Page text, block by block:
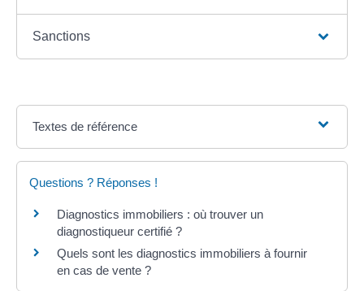
Sanctions
Textes de référence
Questions ? Réponses !
Diagnostics immobiliers : où trouver un
diagnostiqueur certifié ?
Quels sont les diagnostics immobiliers à fournir
en cas de vente ?